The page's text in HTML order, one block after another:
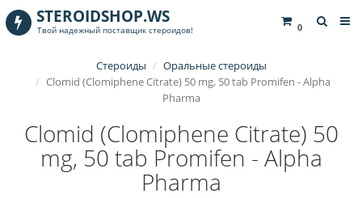
0
STEROIDSHOP.WS
Твой надежный поставщик стероидов!
Стероиды
Оральные стероиды
Clomid (Clomiphene Citrate) 50 mg, 50 tab Promifen - Alpha
Pharma
Clomid (Clomiphene Citrate) 50
mg, 50 tab Promifen - Alpha
Pharma